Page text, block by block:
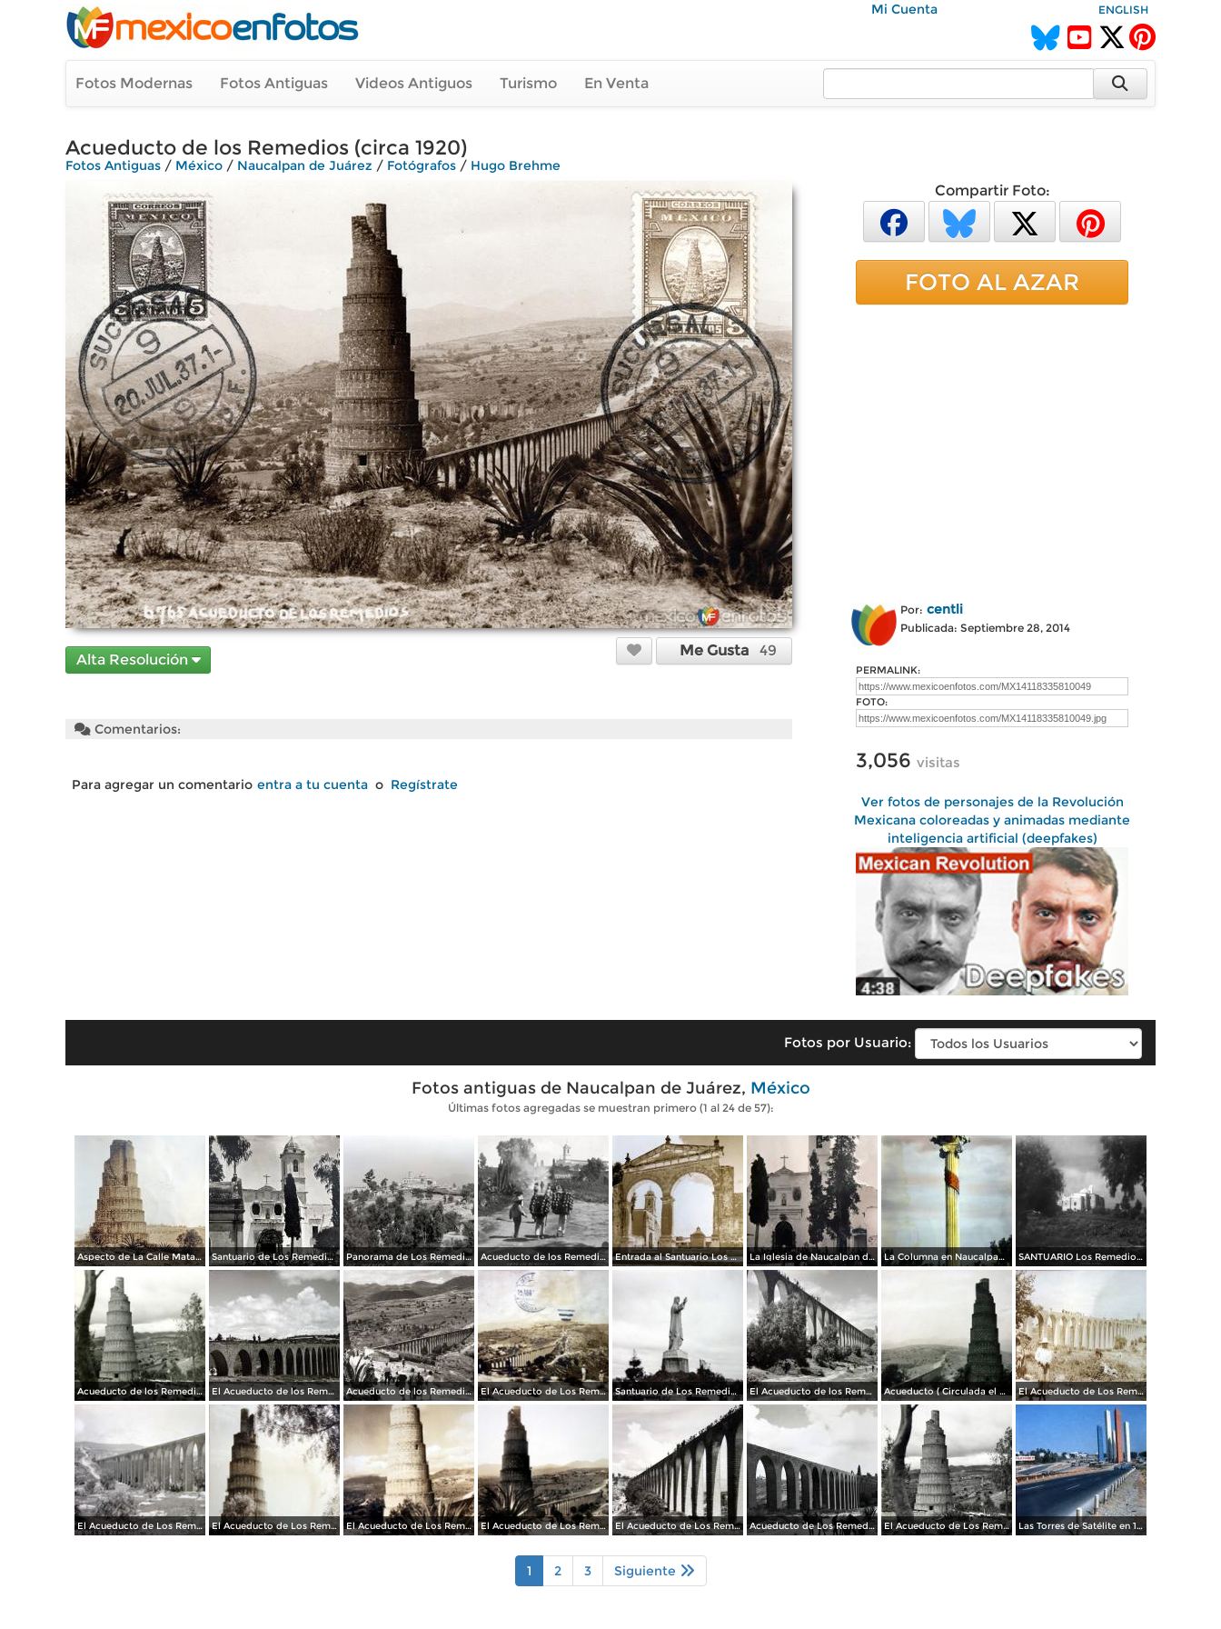
Mi Cuenta ENGLISH
Fotos Modernas Fotos Antiguas Videos Antiguos Turismo En Venta
Acueducto de los Remedios (circa 1920)
Fotos Antiguas / México / Naucalpan de Juárez / Fotógrafos / Hugo Brehme
Alta Resolución
Me Gusta 49
Comentarios:
Para agregar un comentario entra a tu cuenta o Regístrate
Compartir Foto:
FOTO AL AZAR
Por: centli
Publicada: Septiembre 28, 2014
PERMALINK:
FOTO:
3,056 visitas
Ver fotos de personajes de la Revolución
Mexicana coloreadas y animadas mediante
inteligencia artificial (deepfakes)
Fotos por Usuario:
Fotos antiguas de Naucalpan de Juárez, México
Últimas fotos agregadas se muestran primero (1 al 24 de 57):
Aspecto de La Calle Matamoros ( Circulada el 21 de Julio de 1931 ). Santuario de Los Remedios Naucalpan de Juárez, Edo de México. Panorama de Los Remedios. Acueducto de los Remedios Entrada al Santuario Los Remedios Naucalpan de Juárez Edo de México. La Iglesia de Naucalpan de Juárez, Edo de México Por el Fotógrafo Hugo Brehme. La Columna en Naucalpan de Juárez, Edo de México. SANTUARIO Los Remedios Naucalpan de Juárez Edo de México.
Acueducto de los Remedios El Acueducto de los Remedios. Acueducto de los Remedios El Acueducto de Los Remedios Por el fotografo Hugo Brehme Circulada el 1 de Abril de 1929 ). Santuario de Los Remedios. El Acueducto de los Remedios. Acueducto ( Circulada el 23de marzo de 1936 ). El Acueducto de Los Remedios ( Fechada el 23 de Agosto de 1948 ).
El Acueducto de Los Remedios. El Acueducto de Los Remedios. El Acueducto de Los Remedios El Acueducto de Los Remedios El Acueducto de Los Remedios Acueducto de Los Remedios El Acueducto de Los Remedios Las Torres de Satélite en 1966
1 2 3 Siguiente